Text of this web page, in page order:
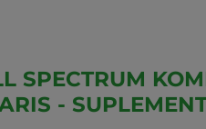
SPECTRUM
-